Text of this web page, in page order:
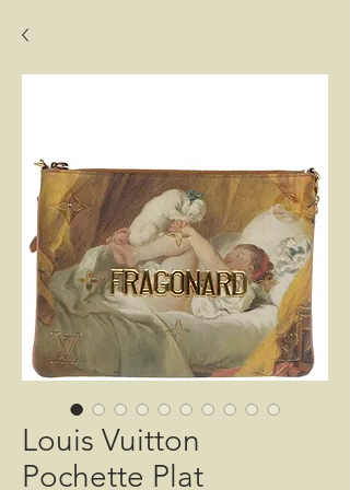
Louis Vuitton
Pochette Plat